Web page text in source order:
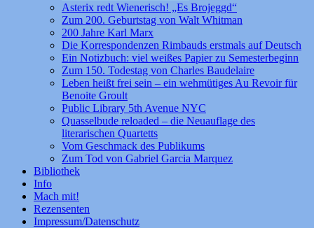
Asterix redt Wienerisch! „Es Brojeggd“
Zum 200. Geburtstag von Walt Whitman
200 Jahre Karl Marx
Die Korrespondenzen Rimbauds erstmals auf Deutsch
Ein Notizbuch: viel weißes Papier zu Semesterbeginn
Zum 150. Todestag von Charles Baudelaire
Leben heißt frei sein – ein wehmütiges Au Revoir für
Benoite Groult
Public Library 5th Avenue NYC
Quasselbude reloaded – die Neuauflage des
literarischen Quartetts
Vom Geschmack des Publikums
Zum Tod von Gabriel Garcia Marquez
Bibliothek
Info
Mach mit!
Rezensenten
Impressum/Datenschutz